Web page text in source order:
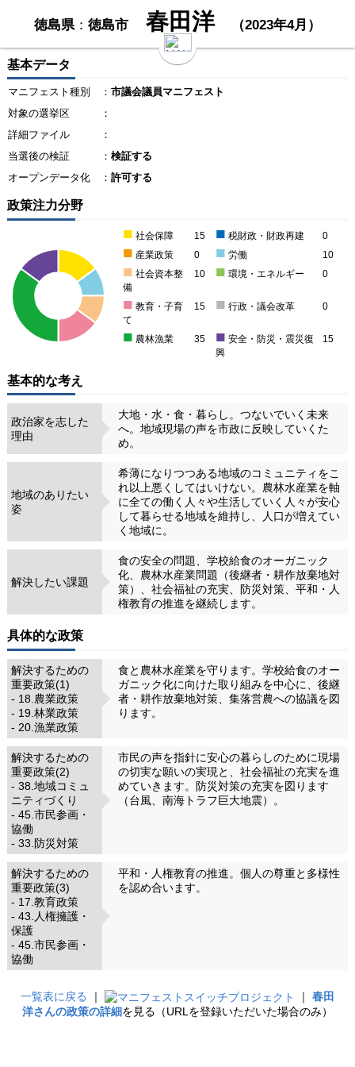
徳島県： 徳島市 春田洋 （2023年4月）
基本データ
マニフェスト種別 ： 市議会議員マニフェスト
対象の選挙区
：
詳細ファイル
：
当選後の検証
： 検証する
オープンデータ化
： 許可する
政策注力分野
■ 社会保障 15 ■ 税財政・財政再建 0
■ 産業政策 0 ■ 労働 10
■ 社会資本整
備
10 ■ 環境・エネルギー 0
■ 教育・子育
て
15 ■ 行政・議会改革 0
■ 農林漁業 35 ■ 安全・防災・震災復
興
15
基本的な考え
政治家を志した
理由
大地・水・食・暮らし。つないでいく未来
へ。地域現場の声を市政に反映していくた
め。
地域のありたい
姿
希薄になりつつある地域のコミュニティをこ
れ以上悪くしてはいけない。農林水産業を軸
に全ての働く人々や生活していく人々が安心
して暮らせる地域を維持し、人口が増えてい
く地域に。
解決したい課題
食の安全の問題、学校給食のオーガニック
化、農林水産業問題（後継者・耕作放棄地対
策）、社会福祉の充実、防災対策、平和・人
権教育の推進を継続します。
具体的な政策
解決するための
重要政策(1)
- 18.農業政策
- 19.林業政策
- 20.漁業政策
食と農林水産業を守ります。学校給食のオー
ガニック化に向けた取り組みを中心に、後継
者・耕作放棄地対策、集落営農への協議を図
ります。
解決するための
重要政策(2)
- 38.地域コミュ
ニティづくり
- 45.市民参画・
協働
- 33.防災対策
市民の声を指針に安心の暮らしのために現場
の切実な願いの実現と、社会福祉の充実を進
めていきます。防災対策の充実を図ります
（台風、南海トラフ巨大地震）。
解決するための
重要政策(3)
- 17.教育政策
- 43.人権擁護・
保護
- 45.市民参画・
協働
平和・人権教育の推進。個人の尊重と多様性
を認め合います。
一覧表に戻る ｜ ｜ 春田
洋さんの政策の詳細を見る（URLを登録いただいた場合のみ）